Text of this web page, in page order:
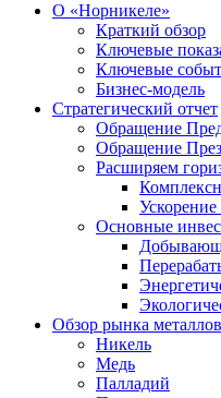
О «Норникеле»
Краткий обзор
Ключевые
Ключевые
Бизнес-модель
Стратегический отчет
Обращение
Обращение
Расширяем
Ускорение
Основные
Обзор рынка металлов
Никель
Медь
Палладий